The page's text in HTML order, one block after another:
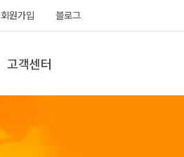
회원가입 블로그
고객센터